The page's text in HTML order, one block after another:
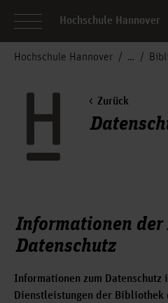
Hochschule Hannover
Hochschule Hannover
Zurück
Informationen
Datenschutz
Informationen zum Datenschutz
Dienstleistungen der Bibliothek